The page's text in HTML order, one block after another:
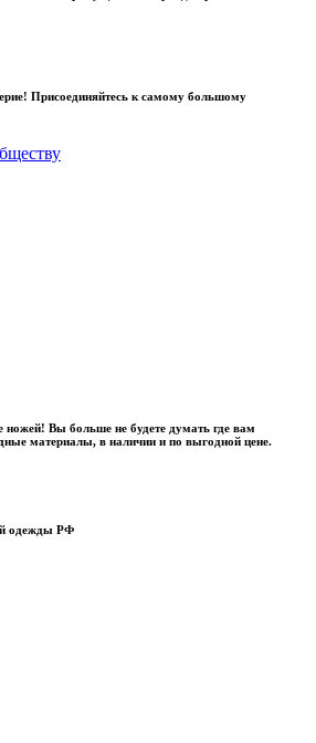
Присоединяйтесь к самому большому
Вы больше не будете думать где вам
материалы, в наличии и по выгодной цене.
одежды РФ